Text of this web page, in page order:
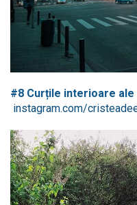
#8 Curțile interioare
instagram.com/